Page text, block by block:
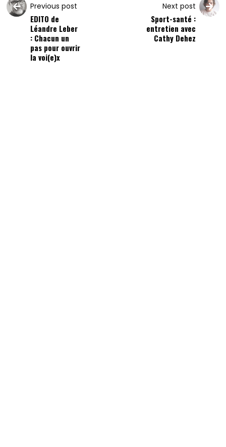
Previous post
EDITO de
Léandre Leber
: Chacun un
pas pour ouvrir
la voi(e)x
Next post
Sport-santé :
entretien avec
Cathy Dehez